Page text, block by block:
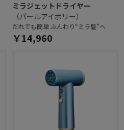
ミラジェットドライヤー
（パールアイボリー）
だれでも簡単 ふんわり“ミラ髪”へ
￥14,960